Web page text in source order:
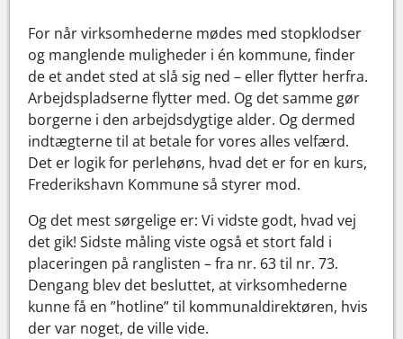
For når virksomhederne mødes med stopklodser
og manglende muligheder i én kommune, finder
de et andet sted at slå sig ned – eller flytter herfra.
Arbejdspladserne flytter med. Og det samme gør
borgerne i den arbejdsdygtige alder. Og dermed
indtægterne til at betale for vores alles velfærd.
Det er logik for perlehøns, hvad det er for en kurs,
Frederikshavn Kommune så styrer mod.
Og det mest sørgelige er: Vi vidste godt, hvad vej
det gik! Sidste måling viste også et stort fald i
placeringen på ranglisten – fra nr. 63 til nr. 73.
Dengang blev det besluttet, at virksomhederne
kunne få en ”hotline” til kommunaldirektøren, hvis
der var noget, de ville vide.